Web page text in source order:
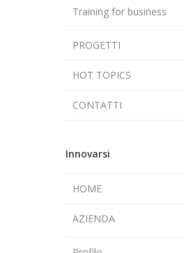
Training for business
PROGETTI
HOT TOPICS
CONTATTI
Innovarsi
HOME
AZIENDA